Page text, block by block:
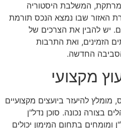
המשלבת היסטוריה
האזור שבו נמצא הנכס תורמת
יש להבין את הצרכים של
הזמינים, ואת התרבות
החדשה.
מקצועי
להיעזר ביועצים מקצועיים
בצורה נכונה. סוכן נדל"ן
ומומחים בתחום המימון יכולים